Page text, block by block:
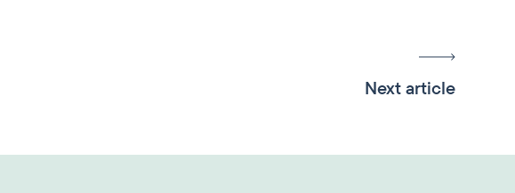
Next article